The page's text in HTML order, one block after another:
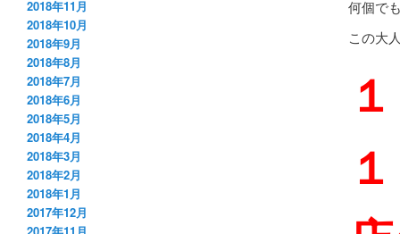
何個で
この大
2018年11月
2018年10月
2018年9月
2018年8月
2018年7月
2018年6月
2018年5月
2018年4月
2018年3月
2018年2月
2018年1月
2017年12月